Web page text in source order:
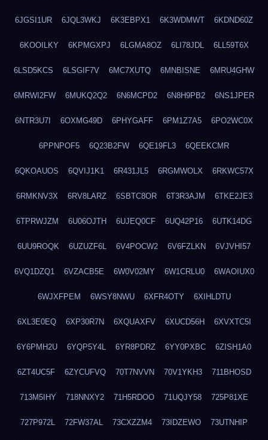
6JGSI1UR 6JQL3WKJ 6K3EBPX1 6K3WDMWT 6KDND60Z
6KOOILKY 6KPMGXPJ 6LGMA8OZ 6LI78JDL 6LL59T6X
6LSD5KCS 6LSGIF7V 6MC7XUTQ 6MNBISNE 6MRU4GHW
6MRWI2FW 6MUKQ2Q2 6N6MCPD2 6N8H9PB2 6NS1JPER
6NTR3U7I 6OXMG49D 6PHYGAFF 6PM1Z7A5 6PO2WC0X
6PPNPOF5 6Q23B2FW 6QE19FL3 6QEEKCMR
6QKOAUOS 6QVIJ1K1 6R431JL5 6RGMWOLX 6RKWC57X
6RMKNV3X 6RV8LARZ 6SBTC8OR 6T3R3AJM 6TKE2JE3
6TPRWJZM 6U06OJTH 6UJEQ0CF 6UQ42P16 6UTK14DG
6UU9ROQK 6UZUZF6L 6V4POCW2 6V6FZLKN 6VJVHI57
6VQ1DZQ1 6VZACB5E 6W0V02MY 6W1CRLU0 6WAOIUX0
6WJXFPEM 6WSY8NWU 6XFR4OTY 6XIHLDTU
6XL3E0EQ 6XP30R7N 6XQUAXFV 6XUCD56H 6XVXTC5I
6Y6PMH2U 6YQP5Y4L 6YR8PDRZ 6YY0PXBC 6ZISH1A0
6ZT4UC5F 6ZYCUFVQ 70T7NVVN 70V1YKH3 711BHOSD
713M5IHY 718NNXY2 71H5RDOO 71UQJY58 725P81XE
727P972L 72FW37AL 73CXZZM4 73IDZEWO 73UTNHIP